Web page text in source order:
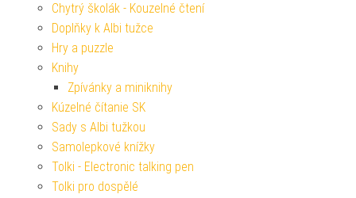
Chytrý školák - Kouzelné čtení
Doplňky k Albi tužce
Hry a puzzle
Knihy
Zpívánky a miniknihy
Kúzelné čítanie SK
Sady s Albi tužkou
Samolepkové knížky
Tolki - Electronic talking pen
Tolki pro dospělé